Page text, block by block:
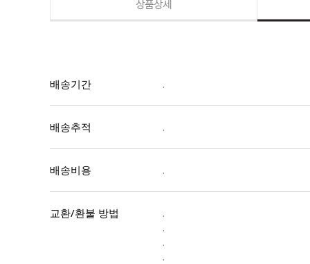
상품상세
배송기간 .
배송추적 .
배송비용 .
교환/환불 방법
.
.
.
.